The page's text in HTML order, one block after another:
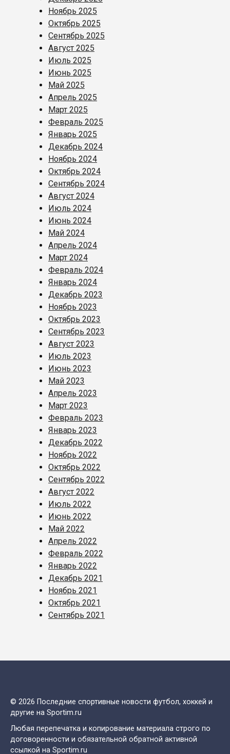
Ноябрь 2025
Октябрь 2025
Сентябрь 2025
Август 2025
Июль 2025
Июнь 2025
Май 2025
Апрель 2025
Март 2025
Февраль 2025
Январь 2025
Декабрь 2024
Ноябрь 2024
Октябрь 2024
Сентябрь 2024
Август 2024
Июль 2024
Июнь 2024
Май 2024
Апрель 2024
Март 2024
Февраль 2024
Январь 2024
Декабрь 2023
Ноябрь 2023
Октябрь 2023
Сентябрь 2023
Август 2023
Июль 2023
Июнь 2023
Май 2023
Апрель 2023
Март 2023
Февраль 2023
Январь 2023
Декабрь 2022
Ноябрь 2022
Октябрь 2022
Сентябрь 2022
Август 2022
Июль 2022
Июнь 2022
Май 2022
Апрель 2022
Февраль 2022
Январь 2022
Декабрь 2021
Ноябрь 2021
Октябрь 2021
Сентябрь 2021
© 2026 Последние спортивные новости футбол, хоккей и
другие на Sportim.ru
Любая перепечатка и копирование материала строго по
договоренности и обязательной обратной активной
ссылкой на Sportim.ru